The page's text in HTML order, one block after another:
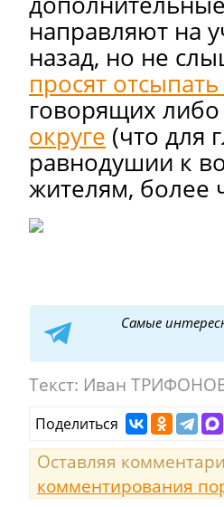
направляют на
назад, но не
просят
говорящих
округе (что для
равнодушии к
жителям, более
Самые
Текст: Иван
Поделиться
Оставляя
комментирования